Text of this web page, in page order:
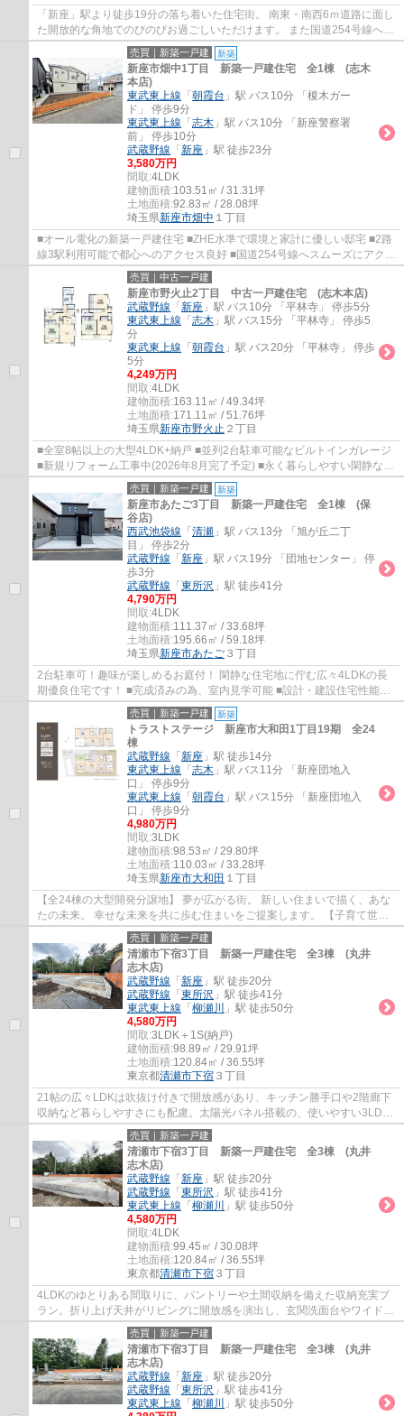
「新座」駅より徒歩19分の落ち着いた住宅街。 南東・南西6ｍ道路に面し
た開放的な角地でのびのびお過ごしいただけます。 また国道254号線へス
ムーズにアクセスできるので車での移動も...
売買｜新築一戸建 新築
新座市畑中1丁目 新築一戸建住宅 全1棟 (志木
本店)
東武東上線 「 朝霞台 」駅 バス10分 「榎木ガー
ド」 停歩9分
東武東上線 「 志木 」駅 バス10分 「新座警察署
前」 停歩10分
武蔵野線 「 新座 」駅 徒歩23分
3,580万円
間取:4LDK
建物面積:103.51㎡ / 31.31坪
土地面積:92.83㎡ / 28.08坪
埼玉県新座市畑中 １丁目
■オール電化の新築一戸建住宅 ■ZHE水準で環境と家計に優しい邸宅 ■2路
線3駅利用可能で都心へのアクセス良好 ■国道254号線へスムーズにアクセ
ス ■開放感良好な北西角地
売買｜中古一戸建
新座市野火止2丁目 中古一戸建住宅 (志木本店)
武蔵野線 「 新座 」駅 バス10分 「平林寺」 停歩5分
東武東上線 「 志木 」駅 バス15分 「平林寺」 停歩5
分
東武東上線 「 朝霞台 」駅 バス20分 「平林寺」 停歩
5分
4,249万円
間取:4LDK
建物面積:163.11㎡ / 49.34坪
土地面積:171.11㎡ / 51.76坪
埼玉県新座市野火止 ２丁目
■全室8帖以上の大型4LDK+納戸 ■並列2台駐車可能なビルトインガレージ
■新規リフォーム工事中(2026年8月完了予定) ■永く暮らしやすい閑静な住
宅地 ■小中学校近くお子様の通学に便利
売買｜新築一戸建 新築
新座市あたご3丁目 新築一戸建住宅 全1棟 (保
谷店)
西武池袋線 「 清瀬 」駅 バス13分 「旭が丘二丁
目」 停歩2分
武蔵野線 「 新座 」駅 バス19分 「団地センター」 停
歩3分
武蔵野線 「 東所沢 」駅 徒歩41分
4,790万円
間取:4LDK
建物面積:111.37㎡ / 33.68坪
土地面積:195.66㎡ / 59.18坪
埼玉県新座市あたご ３丁目
2台駐車可！趣味が楽しめるお庭付！ 閑静な住宅地に佇む広々4LDKの長
期優良住宅です！ ■完成済みの為、室内見学可能 ■設計・建設住宅性能評
価付 ■家事便利な水回り集中設計 ■LDK17.7...
売買｜新築一戸建 新築
トラストステージ 新座市大和田1丁目19期 全24
棟
武蔵野線 「 新座 」駅 徒歩14分
東武東上線 「 志木 」駅 バス11分 「新座団地入
口」 停歩9分
東武東上線 「 朝霞台 」駅 バス15分 「新座団地入
口」 停歩9分
4,980万円
間取:3LDK
建物面積:98.53㎡ / 29.80坪
土地面積:110.03㎡ / 33.28坪
埼玉県新座市大和田 １丁目
【全24棟の大型開発分譲地】 夢が広がる街。 新しい住まいで描く、あな
たの未来。 幸せな未来を共に歩む住まいをご提案します。 【子育て世帯
にオススメ】 小学校まで徒歩3～4分、中...
売買｜新築一戸建
清瀬市下宿3丁目 新築一戸建住宅 全3棟 (丸井
志木店)
武蔵野線 「 新座 」駅 徒歩20分
武蔵野線 「 東所沢 」駅 徒歩41分
東武東上線 「 柳瀬川
」駅 徒歩50分
4,580万円
間取:3LDK＋1S(納戸)
建物面積:98.89㎡ / 29.91坪
土地面積:120.84㎡ / 36.55坪
東京都清瀬市下宿 ３丁目
21帖の広々LDKは吹抜け付きで開放感があり、キッチン勝手口や2階廊下
収納など暮らしやすさにも配慮。太陽光パネル搭載の、使いやすい3LDK
です。
売買｜新築一戸建
清瀬市下宿3丁目 新築一戸建住宅 全3棟 (丸井
志木店)
武蔵野線 「 新座 」駅 徒歩20分
武蔵野線 「 東所沢 」駅 徒歩41分
東武東上線 「 柳瀬川
」駅 徒歩50分
4,580万円
間取:4LDK
建物面積:99.45㎡ / 30.08坪
土地面積:120.84㎡ / 36.55坪
東京都清瀬市下宿 ３丁目
4LDKのゆとりある間取りに、パントリーや土間収納を備えた収納充実プ
ラン。折り上げ天井がリビングに開放感を演出し、玄関洗面台やワイドバ
ルコニーなど、暮らしやすさにも配慮しました。
売買｜新築一戸建
清瀬市下宿3丁目 新築一戸建住宅 全3棟 (丸井
志木店)
武蔵野線 「 新座 」駅 徒歩20分
武蔵野線 「 東所沢 」駅 徒歩41分
東武東上線 「 柳瀬川
」駅 徒歩50分